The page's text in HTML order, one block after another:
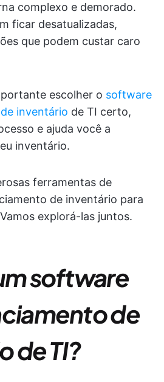
complexo e demorado.
ficar desatualizadas,
que podem custar caro
escolher o software
inventário de TI certo,
e ajuda você a
inventário.
ferramentas de
de inventário para
explorá-las juntos.
software
de
de TI?